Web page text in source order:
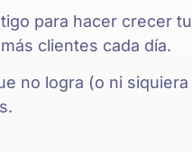
para hacer crecer tu
clientes cada día.
no logra (o ni siquiera